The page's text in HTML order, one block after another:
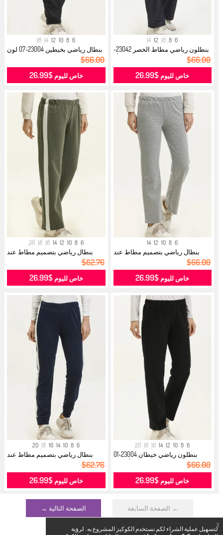
Xلتسهيل عملية الشراء لكم نستخدم الكوكيز المشروع به . لرؤية
6
8
10
12
14
بنطلون رياضي مطاط الخصر 23042-
$66.00
خاص لليوم $26.99
6
8
10
12
14
18
بنطال رياضي بخيطين 23004-07 لون
$66.00
خاص لليوم$26.99
6
8
10
12
14
بنطال رياضي بتصميم مطاط عند
$66.00
خاص لليوم $26.99
6
8
10
12
14
16
18
20
بنطال رياضي بتصميم مطاط عند
$62.76
خاص لليوم$26.99
6
8
10
12
14
16
18
20
بنطلون رياضي خيطان 23004-01
أسود...
$66.00
خاص لليوم $26.99
6
8
10
14
16
18
20
بنطال رياضي بتصميم مطاط عند
$62.76
خاص لليوم$26.99
← الصفحة السابقة الصفحة التالية →